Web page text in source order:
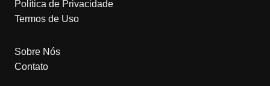
Política de Privacidade
Termos de Uso
Sobre Nós
Contato